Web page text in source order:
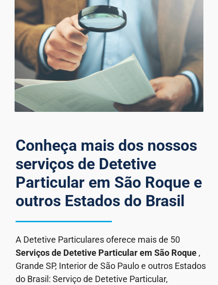
Conheça mais dos nossos
serviços de Detetive
Particular em São Roque e
outros Estados do Brasil
A Detetive Particulares oferece mais de 50
Serviços de Detetive Particularem São Roque ,
Grande SP, Interior de São Paulo e outros Estados
do Brasil: Serviço de Detetive Particular,